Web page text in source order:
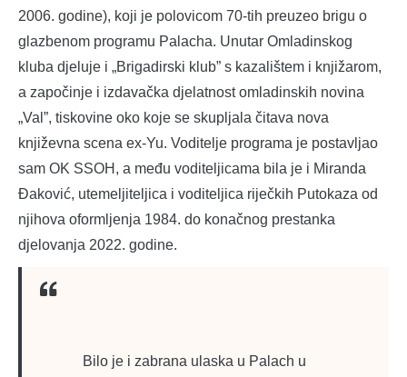
2006. godine), koji je polovicom 70-tih preuzeo brigu o
glazbenom programu Palacha. Unutar Omladinskog
kluba djeluje i „Brigadirski klub” s kazalištem i knjižarom,
a započinje i izdavačka djelatnost omladinskih novina
„Val”, tiskovine oko koje se skupljala čitava nova
književna scena ex-Yu. Voditelje programa je postavljao
sam OK SSOH, a među voditeljicama bila je i Miranda
Đaković, utemeljiteljica i voditeljica riječkih Putokaza od
njihova oformljenja 1984. do konačnog prestanka
djelovanja 2022. godine.
Bilo je i zabrana ulaska u Palach u